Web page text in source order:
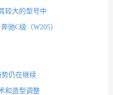
较大的型号中
驰C级（W205）
仍在继续
和造型调整